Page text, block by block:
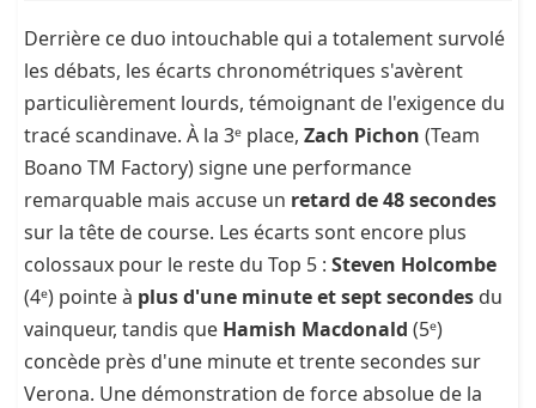
Derrière ce duo intouchable qui a totalement survolé
les débats, les écarts chronométriques s'avèrent
particulièrement lourds, témoignant de l'exigence du
tracé scandinave. À la 3ᵉ place, Zach Pichon (Team
Boano TM Factory) signe une performance
remarquable mais accuse un retard de 48 secondes
sur la tête de course. Les écarts sont encore plus
colossaux pour le reste du Top 5 : Steven Holcombe
(4ᵉ) pointe à plus d'une minute et sept secondes du
vainqueur, tandis que Hamish Macdonald (5ᵉ)
concède près d'une minute et trente secondes sur
Verona. Une démonstration de force absolue de la